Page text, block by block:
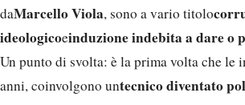
daMarcello Viola, sono a vario titolo
ideologicoeinduzione indebita a dare o
Un punto di svolta: è la prima volta che le
anni, coinvolgono untecnico diventato